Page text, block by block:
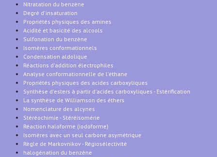
Nitratation du benzène
Degré d'insaturation
Propriétés physiques des amines
Acidité et basicité des alcools
Sulfonation du benzène
Isomères conformationnels
Condensation aldolique
Réactions d'addition électrophiles
Analyse conformationnelle de l'éthane
Propriétés physiques des acides carboxyliques
Synthèse d'esters à partir d'acides carboxyliques - Estérification
La synthèse de Williamson des éthers
Nomenclature des alcynes
Stéréochimie - Stéréisomérie
Réaction haloforme (iodoforme)
Isomères avec un seul carbone asymétrique
Règle de Markovnikov - Régiosélectivité
halogénation du benzène